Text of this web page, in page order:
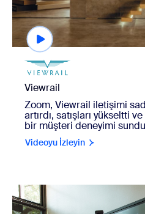
Viewrail
Zoom, Viewrail iletişimi
artırdı, satışları yükseltti
bir müşteri deneyimi
Videoyu İzleyin
view Lake|Flato Architects